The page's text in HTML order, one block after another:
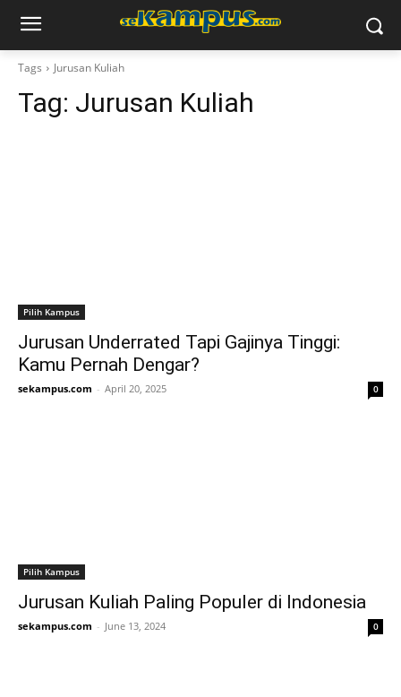
Tags Jurusan Kuliah
Tag: Jurusan Kuliah
Pilih Kampus
Jurusan Underrated Tapi Gajinya Tinggi:
Kamu Pernah Dengar?
sekampus.com - April 20, 2025 0
Pilih Kampus
Jurusan Kuliah Paling Populer di Indonesia
sekampus.com - June 13, 2024 0